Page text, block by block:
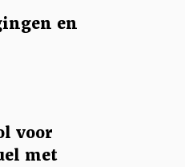
en
voor
met